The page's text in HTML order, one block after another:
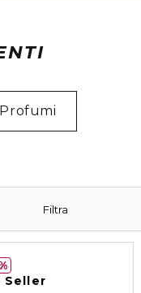
Profumi
Filtra
Seller